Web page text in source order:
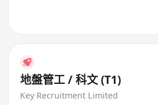
地盤管工 / 科文 (T1)
Key Recruitment Limited